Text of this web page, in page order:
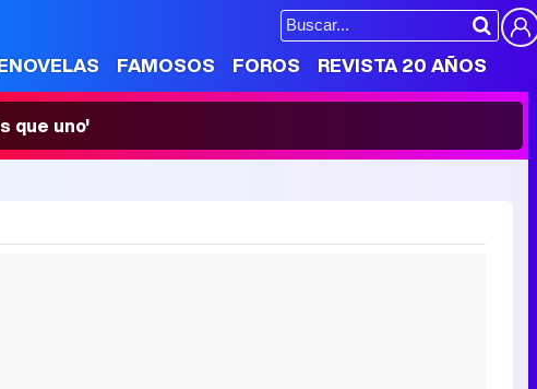
FAMOSOS FOROS REVISTA 20 AÑOS
que uno'